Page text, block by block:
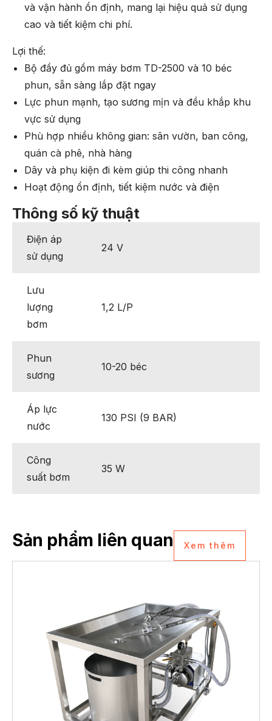
và vận hành ổn định, mang lại hiệu quả sử dụng
cao và tiết kiệm chi phí.
Lợi thế:
Bộ đầy đủ gồm máy bơm TD-2500 và 10 béc
phun, sẵn sàng lắp đặt ngay
Lực phun mạnh, tạo sương mịn và đều khắp khu
vực sử dụng
Phù hợp nhiều không gian: sân vườn, ban công,
quán cà phê, nhà hàng
Dây và phụ kiện đi kèm giúp thi công nhanh
Hoạt động ổn định, tiết kiệm nước và điện
Thông số kỹ thuật
Điện áp
sử dụng
24 V
Lưu
lượng
bơm
1,2 L/P
Phun
sương
10-20 béc
Áp lực
nước
130 PSI (9 BAR)
Công
suất bơm
35 W
Sản phẩm liên quan Xem thêm